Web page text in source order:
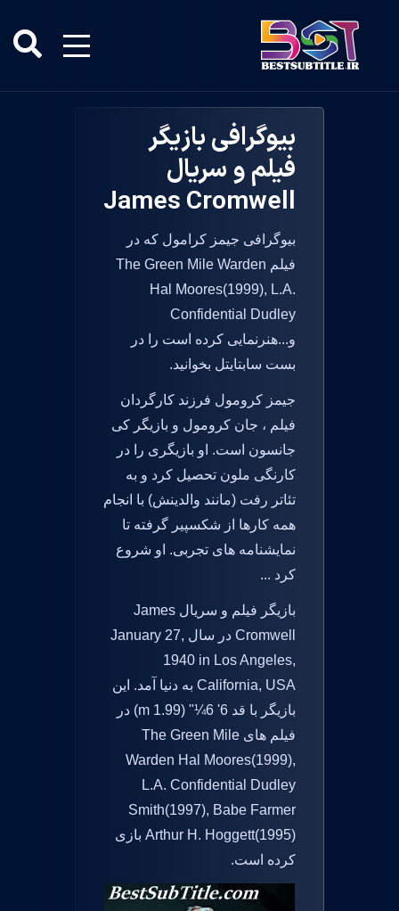
بیوگرافی بازیگر
فیلم و سریال
James Cromwell
بیوگرافی جیمز کرامول که در
فیلم The Green Mile Warden
Hal Moores(1999), L.A.
Confidential Dudley
و...هنرنمایی کرده است را در
بست سابتایتل بخوانید.
جیمز کرومول فرزند کارگردان
فیلم ، جان کرومول و بازیگر کی
جانسون است. او بازیگری را در
کارنگی ملون تحصیل کرد و به
تئاتر رفت (مانند والدینش) با انجام
همه کارها از شکسپیر گرفته تا
نمایشنامه های تجربی. او شروع
کرد ...
بازیگر فیلم و سریال James
Cromwell در سال January 27,
1940 in Los Angeles,
California, USA به دنیا آمد. این
بازیگر با قد 6' 6¼" (1.99 m) در
فیلم های The Green Mile
Warden Hal Moores(1999),
L.A. Confidential Dudley
Smith(1997), Babe Farmer
Arthur H. Hoggett(1995) بازی
کرده است.